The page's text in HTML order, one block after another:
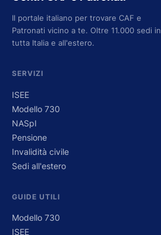
Il portale italiano per trovare CAF e
Patronati vicino a te. Oltre 11.000 sedi in
tutta Italia e all'estero.
SERVIZI
ISEE
Modello 730
NASpI
Pensione
Invalidità civile
Sedi all'estero
GUIDE UTILI
Modello 730
ISEE